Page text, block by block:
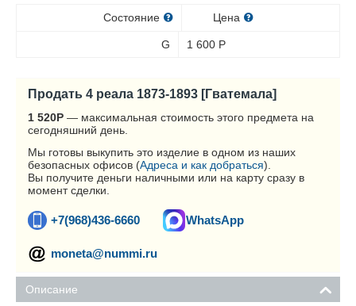
Состояние Цена
G 1 600 Р
Продать 4 реала 1873-1893 [Гватемала]
1 520Р — максимальная стоимость этого предмета на
сегодняшний день.
Мы готовы выкупить это изделие в одном из наших
безопасных офисов (Адреса и как добраться).
Вы получите деньги наличными или на карту сразу в
момент сделки.
+7(968)436-6660 WhatsApp
moneta@nummi.ru
Описание